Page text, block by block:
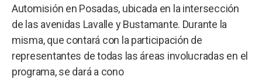
Automisión en Posadas, ubicada en la intersección
de las avenidas Lavalle y Bustamante. Durante la
misma, que contará con la participación de
representantes de todas las áreas involucradas en el
programa, se dará a cono